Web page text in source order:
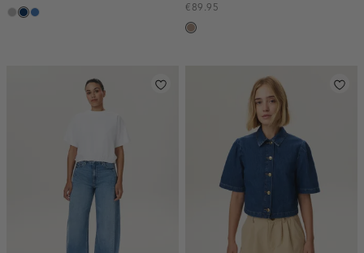
grijs,
blauw,
blauw,
€89.95
taupe,